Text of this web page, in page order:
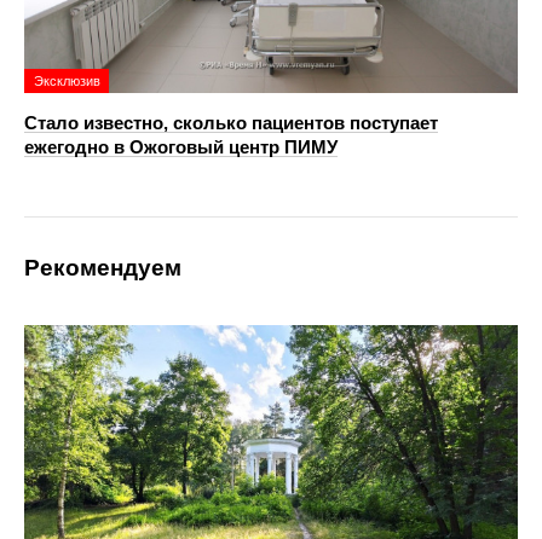
Эксклюзив
Стало известно, сколько пациентов поступает
ежегодно в Ожоговый центр ПИМУ
Рекомендуем